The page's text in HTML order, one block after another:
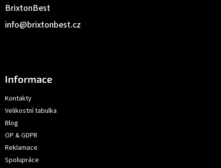
info@brixtonbest.cz
BrixtonBest
Informace
Kontakty
Velikostní tabulka
Blog
OP & GDPR
Reklamace
Spolupráce